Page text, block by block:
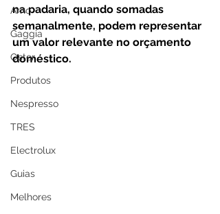
Arno
Gaggia
Oster
Produtos
Nespresso
TRES
Electrolux
Guias
Melhores
na padaria, quando somadas
semanalmente, podem representar
um valor relevante no orçamento
doméstico.